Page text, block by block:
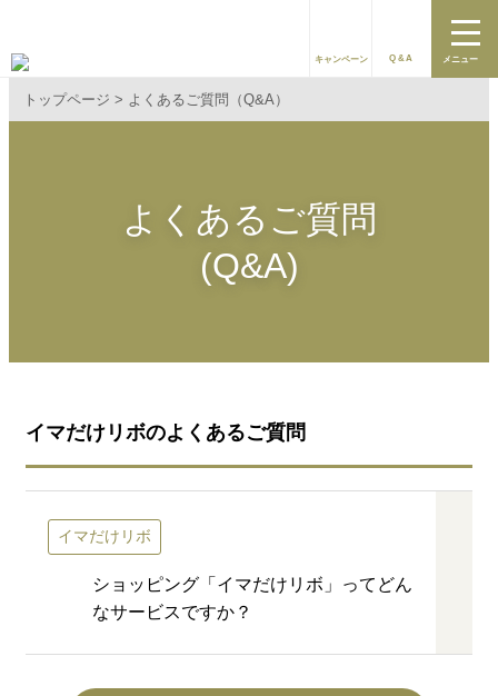
キャンペーン Q&A メニュー
トップページ よくあるご質問（Q&A）
よくあるご質問
(Q&A)
イマだけリボのよくあるご質問
イマだけリボ
ショッピング「イマだけリボ」ってどん
なサービスですか？